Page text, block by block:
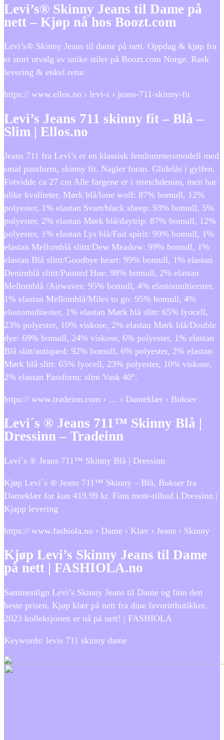
Levi’s® Skinny Jeans til Dame på
nett – Kjøp nå hos Boozt.com
Levi’s® Skinny Jeans til dame på nett. Oppdag & kjøp fra
et stort utvalg av unike stiler på Boozt.com Norge. Rask
levering & enkel retur
https:// www.ellos.no › levi-s › jeans-711-skinny-fit
Levi’s Jeans 711 skinny fit – Blå –
Slim | Ellos.no
Jeans 711 fra Levi’s er en klassisk femlommersmodell med
smal passform, skinny fit. Nagler foran. Glidelås i gylfen.
Fotvidde ca 27 cm Alle fargene er i stretchdenim, men har
ulike kvaliteter. Mørk blå/lone wolf: 87% bomull, 12%
polyester, 1% elastan Svart/black sheep: 93% bomull, 5%
polyester, 2% elastan Mørk blå/daytrip: 87% bomull, 12%
polyester, 1% elastan Lys blå/Fait spirit: 99% bomull, 1%
elastan Mellomblå slittt/Dew Meadow: 99% bomull, 1%
elastan Blå slittt/Goodbye heart: 99% bomull, 1% elastan
Denimblå slittt/Painted Hue: 98% bomull, 2% elastan
Mellomblå /Airwaves: 95% bomull, 4% elastomultierster,
1% elastan Mellomblå/Miles to go: 95% bomull, 4%
elastomultiester, 1% elastan Mørk blå slitt: 65% lyocell,
23% polyester, 10% viskose, 2% elastan Mørk blå/Double
dye: 69% bomull, 24% viskose, 6% polyester, 1% elastan
Blå slitt/antiqued: 92% bomull, 6% polyester, 2% elastan
Mørk blå slitt: 65% lyocell, 23% polyester, 10% viskose,
2% elastan Passform: slim Vask 40°.
https:// www.tradeinn.com › … › Dameklær › Bukser
Levi´s ® Jeans 711™ Skinny Blå |
Dressinn – Tradeinn
Levi´s ® Jeans 711™ Skinny Blå | Dressinn
Kjøp Levi´s ® Jeans 711™ Skinny – Blå, Bukser fra
Dameklær for kun 419.99 kr. Finn mote-tilbud i Dressinn |
Kjapp levering
https:// www.fashiola.no › Dame › Klær › Jeans › Skinny
Kjøp Levi’s Skinny Jeans til Dame
på nett | FASHIOLA.no
Sammenlign Levi’s Skinny Jeans til Dame og finn den
beste prisen. Kjøp klær på nett fra dine favorittbutikker.
2023 kolleksjonen er nå på nett! | FASHIOLA
Keywords: levis 711 skinny dame